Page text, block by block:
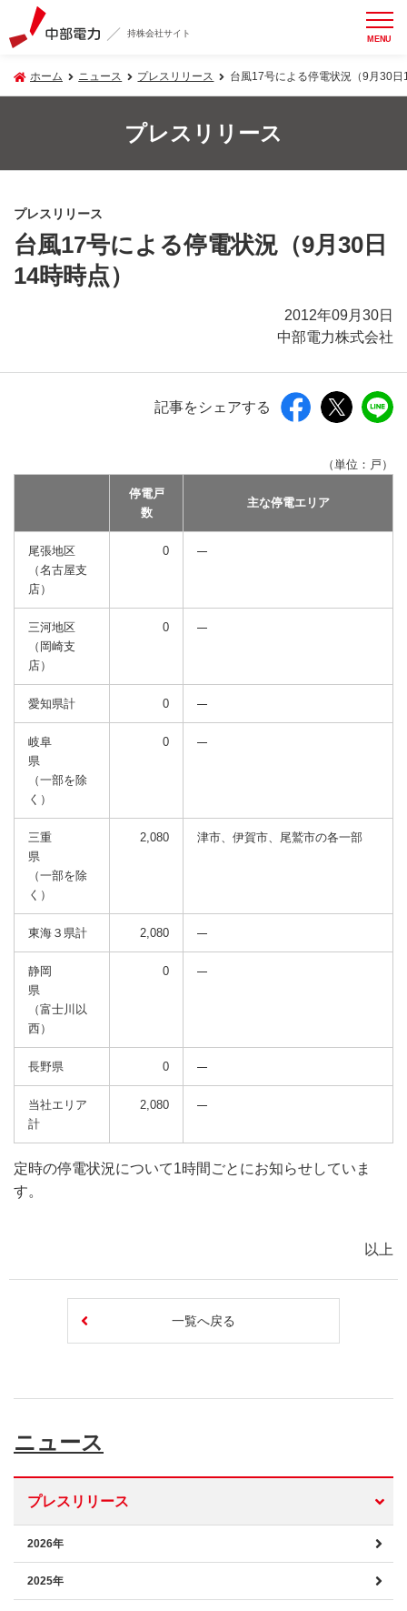
持株会社サイト MENU
ホーム ニュース プレスリリース 台風17号による停電状況（9月30日
プレスリリース
プレスリリース
台風17号による停電状況（9月30日
14時時点）
2012年09月30日
中部電力株式会社
記事をシェアする
（単位：戸）
停電戸
数
主な停電エリア
尾張地区
（名古屋支
店）
0
三河地区
（岡崎支
店）
0
愛知県計 0
岐阜
県
（一部を除
く）
0
三重
県
（一部を除
く）
2,080 津市、伊賀市、尾鷲市の各一部
東海３県計 2,080
静岡
県
（富士川以
西）
0
長野県 0
当社エリア
計
2,080
定時の停電状況について1時間ごとにお知らせしていま
す。
以上
一覧へ戻る
ニュース
プレスリリース
2026年
2025年